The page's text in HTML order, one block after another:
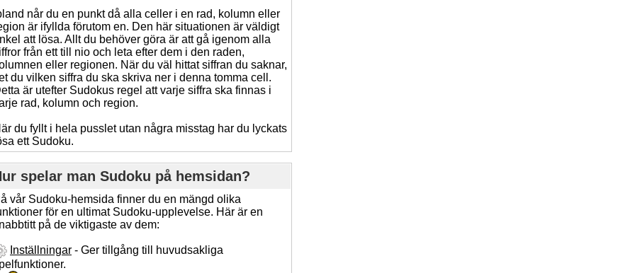
når du en punkt då alla celler i en rad, kolumn eller
är ifyllda förutom en. Den här situationen är väldigt
att lösa. Allt du behöver göra är att gå igenom alla
från ett till nio och leta efter dem i den raden,
eller regionen. När du väl hittat siffran du saknar,
du vilken siffra du ska skriva ner i denna tomma cell.
är utefter Sudokus regel att varje siffra ska finnas i
rad, kolumn och region.
du fyllt i hela pusslet utan några misstag har du lyckats
ett Sudoku.
spelar man Sudoku på hemsidan?
vår Sudoku-hemsida finner du en mängd olika
för en ultimat Sudoku-upplevelse. Här är en
på de viktigaste av dem:
Inställningar - Ger tillgång till huvudsakliga